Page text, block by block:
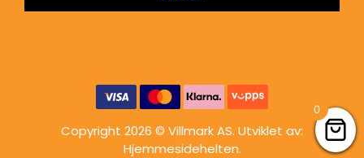
Copyright 2026 © Villmark AS. Utviklet av:
Hjemmesidehelten.
0